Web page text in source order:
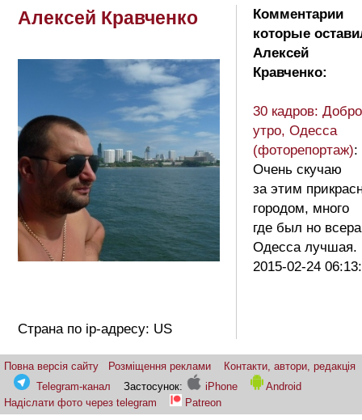
Алексей Кравченко
Страна по ip-адресу: US
Комментарии
которые
Алексей
Кравченко:
30 кадров:
утро, Одесса
(фоторепортаж):
Очень скучаю
за этим
городом, много
где был но
Одесса
2015-02-24
Повна версія сайту Розміщення реклами
Контакти, автори, редакція
Telegram-канал
Застосунок: iPhone
Android
Надіслати фото через telegram
Patreon